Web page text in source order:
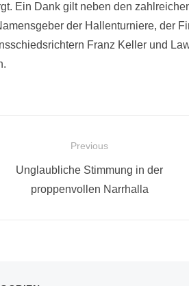
Ein Dank gilt neben den
der Hallenturniere, der
Franz Keller und
Previous
Previous
Unglaubliche Stimmung in der
proppenvollen Narrhalla